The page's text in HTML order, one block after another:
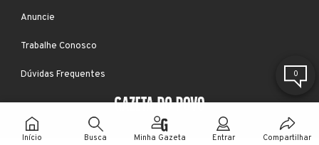
Anuncie
Trabalhe Conosco
Dúvidas Frequentes 0
Início Busca Minha Gazeta Entrar Compartilhar